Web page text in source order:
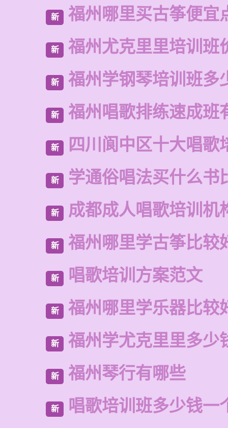
新 福州哪里买古筝便宜
新 福州尤克里里培训班
新 福州学钢琴培训班多
新 福州唱歌排练速成班
新 四川阆中区十大唱歌
新 学通俗唱法买什么书
新 成都成人唱歌培训机
新 福州哪里学古筝比较
新 唱歌培训方案范文
新 福州哪里学乐器比较
新 福州学尤克里里多少
新 福州琴行有哪些
新 唱歌培训班多少钱一